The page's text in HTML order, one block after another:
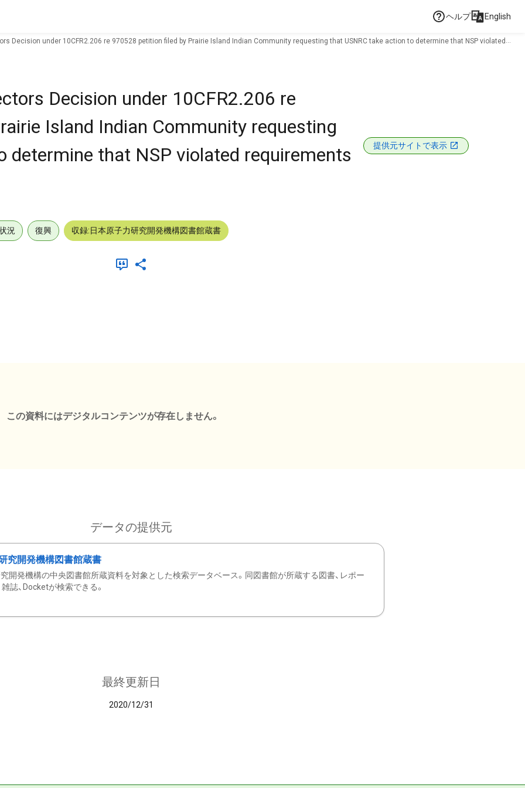
ヘルプ English
Decision under 10CFR2.206 re 970528 petition filed by Prairie Island Indian Community requesting that USNRC take action to determine that NSP violated
Decision under 10CFR2.206 re
Island Indian Community requesting
determine that NSP violated requirements
提供元サイトで表示
況 復興 収録:日本原子力研究開発機構図書館蔵書
この資料にはデジタルコンテンツが存在しません。
データの提供元
究開発機構図書館蔵書
開発機構の中央図書館所蔵資料を対象とした検索データベース。同図書館が所蔵する図書、レポー
雑誌、Docketが検索できる。
最終更新日
2020/12/31